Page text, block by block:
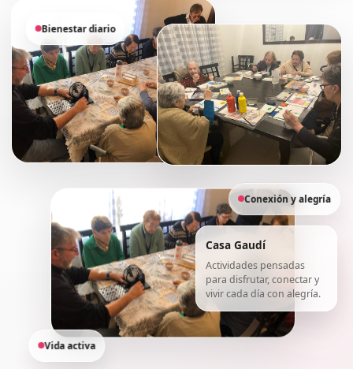
Conexión y alegría
Vida activa
Casa Gaudí
Actividades pensadas
para disfrutar, conectar y
vivir cada día con alegría.